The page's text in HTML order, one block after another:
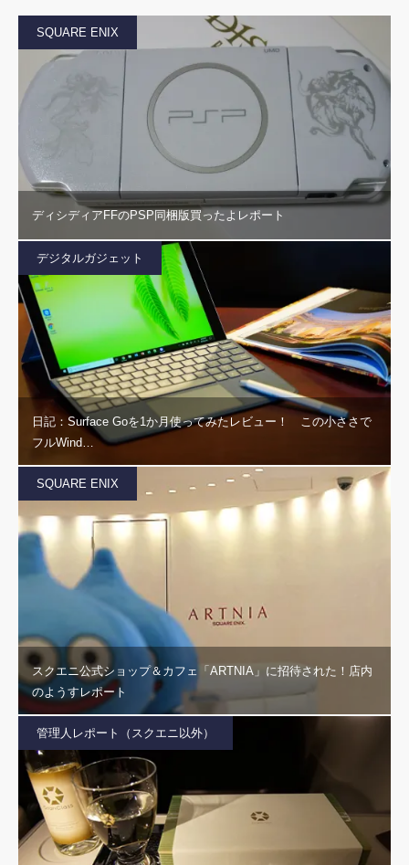
SQUARE ENIX
ディシディアFFのPSP同梱版買ったよレポート
デジタルガジェット
日記：Surface Goを1か月使ってみたレビュー！ この小ささで
フルWind…
SQUARE ENIX
スクエニ公式ショップ＆カフェ「ARTNIA」に招待された！店内
のようすレポート
管理人レポート（スクエニ以外）